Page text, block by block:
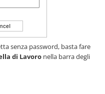
senza password, basta fare
di Lavoro nella barra degli